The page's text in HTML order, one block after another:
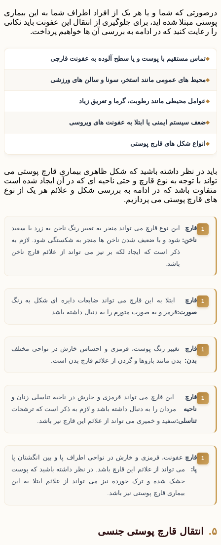
درصورتی که شما و یا هر یک از افراد اطراف شما به این بیماری
پوستی مبتلا شده اید، برای جلوگیری از انتقال این عفونت باید نکاتی
را رعایت کنید که در ادامه به بررسی آن ها خواهیم پرداخت.
تماس مستقیم با پوست و یا سطح آلوده به عفونت قارچی
محیط های عمومی مانند استخر، سونا و سالن های ورزشی
عوامل محیطی مانند رطوبت، گرما و تعریق زیاد
ضعف سیستم ایمنی یا ابتلا به عفونت های ویروسی
انواع شکل های قارچ پوستی
باید در نظر داشته باشید که شکل ظاهری بیماری قارچ پوستی می
تواند با توجه به نوع قارچ و حتی ناحیه ای که در آن ایجاد شده است
متفاوت باشد که در ادامه به بررسی شکل و علائم هر یک از نوع
های قارچ پوستی می پردازیم.
قارچ
ناخن:
این نوع قارچ می تواند منجر به تغییر رنگ ناخن به زرد یا سفید
شود و با ضعیف شدن ناخن ها منجر به شکستگی شود. لازم به
ذکر است که ایجاد لکه بر نیز می تواند از علائم قارچ ناخن
باشد.
قارچ
صورت:
ابتلا به این قارچ می تواند ضایعات دایره ای شکل به رنگ
قرمز و به صورت متورم را به دنبال داشته باشد.
قارچ
بدن:
تغییر رنگ پوست، قرمزی و احساس خارش در نواحی مختلف
بدن مانند بازوها و گردن از علائم قارچ بدن است.
قارچ
ناحیه
تناسلی:
این قارچ می تواند قرمزی و خارش در ناحیه تناسلی زنان و
مردان را به دنبال داشته باشد و لازم به ذکر است که ترشحات
سفید و خمیری می تواند از علائم این قارچ نیز باشد.
قارچ
پا:
عفونت، قرمزی و خارش در نواحی اطراف پا و بین انگشتان پا
می تواند از علائم این قارچ باشد. در نظر داشته باشید که پوست
خشک شده و ترک خورده نیز می تواند از علائم ابتلا به این
بیماری قارچ پوستی نیز باشد.
انتقال قارچ پوستی جنسی